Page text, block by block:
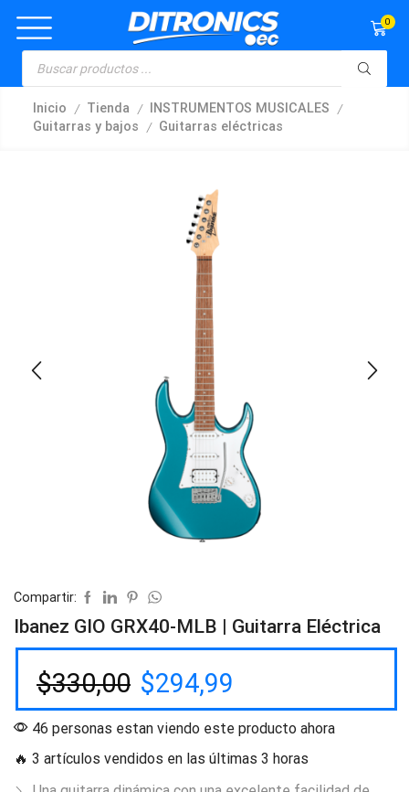
0
Inicio / Tienda / INSTRUMENTOS MUSICALES /
Guitarras y bajos / Guitarras eléctricas
Compartir:
Ibanez GIO GRX40-MLB | Guitarra Eléctrica
$330,00 $294,99
46 personas estan viendo este producto ahora
🔥 3 artículos vendidos en las últimas 3 horas